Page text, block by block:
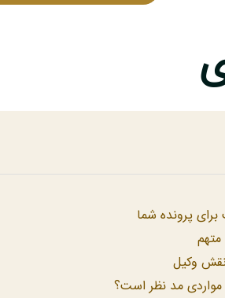
پرونده شما
نقش وکیل
مد نظر است؟